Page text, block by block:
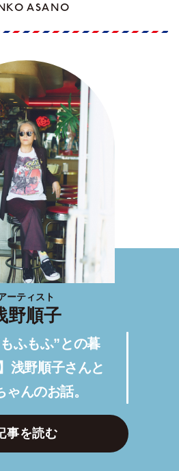
ASANO
ーティスト
野順子
もふもふ”との暮
浅野順子さんと
んのお話。
事を読む